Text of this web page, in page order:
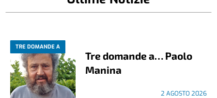
TRE DOMANDE A
Tre domande a… Paolo
Manina
2 AGOSTO 2026